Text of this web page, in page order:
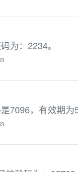
为：2234。
7096，有效期为